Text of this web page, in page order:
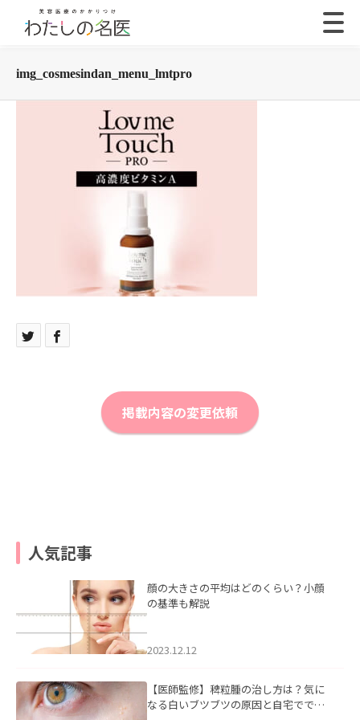
img_cosmesindan_menu_lmtpro
掲載内容の変更依頼
人気記事
顔の大きさの平均はどのくらい？小顔
の基準も解説
2023.12.12
【医師監修】稗粒腫の治し方は？気に
なる白いブツブツの原因と自宅ででき